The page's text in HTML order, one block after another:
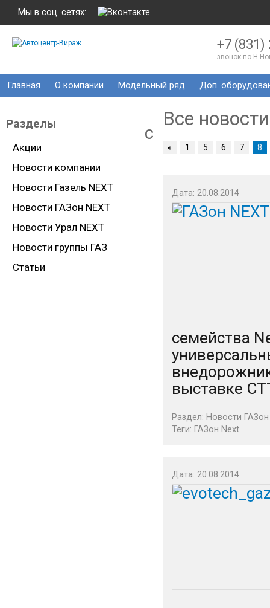
Мы в соц. сетях:
+7 (831)
звонок по
Главная О компании Модельный ряд Доп.
Все новости
« 1 5 6 7 8
Дата: 20.08.2014
семейства
выставке
Раздел: Новости ГАЗон
Теги: ГАЗон Next
Дата: 20.08.2014
Разделы
Акции
Новости компании
Новости Газель NEXT
Новости ГАЗон NEXT
Новости Урал NEXT
Новости группы ГАЗ
Статьи
c